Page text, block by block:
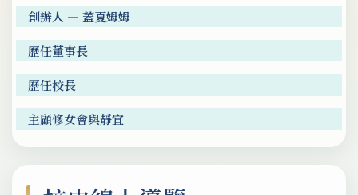
創辦人 — 蓋夏姆姆
歷任董事長
歷任校長
主顧修女會與靜宜